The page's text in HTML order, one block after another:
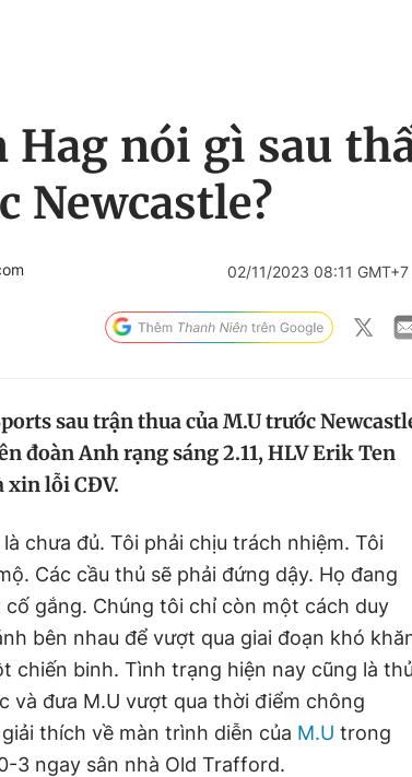
Hag nói gì sau
Newcastle?
02/11/2023 08:11 GMT+7
sau trận thua của M.U trước
đoàn Anh rạng sáng 2.11, HLV Erik Ten
xin lỗi CĐV.
chưa đủ. Tôi phải chịu trách nhiệm. Tôi
Các cầu thủ sẽ phải đứng dậy. Họ đang
gắng. Chúng tôi chỉ còn một cách duy
bên nhau để vượt qua giai đoạn khó
chiến binh. Tình trạng hiện nay cũng là
và đưa M.U vượt qua thời điểm chông
thích về màn trình diễn của M.U trong
3 ngay sân nhà Old Trafford.